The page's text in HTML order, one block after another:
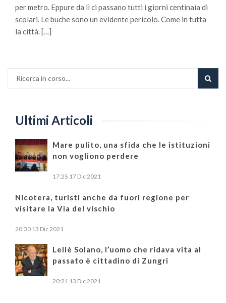
per metro. Eppure da lì ci passano tutti i giorni centinaia di
scolari. Le buche sono un evidente pericolo. Come in tutta
la città. […]
Ultimi Articoli
Mare pulito, una sfida che le istituzioni
non vogliono perdere
17:25 17 Dic 2021
Nicotera, turisti anche da fuori regione per
visitare la Via del vischio
20:30 13 Dic 2021
Lellè Solano, l’uomo che ridava vita al
passato è cittadino di Zungri
20:21 13 Dic 2021